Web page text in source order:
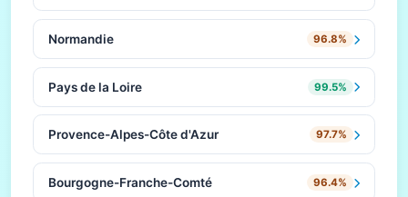
Normandie 96.8%
Pays de la Loire 99.5%
Provence-Alpes-Côte d'Azur 97.7%
Bourgogne-Franche-Comté 96.4%